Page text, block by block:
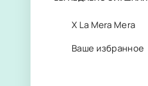
X La Mera Mera
Ваше избранное